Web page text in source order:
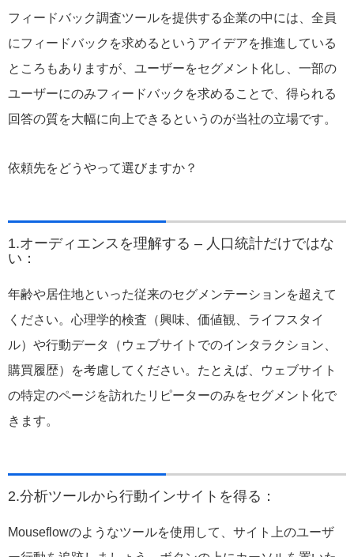
フィードバック調査ツールを提供する企業の中には、全員
にフィードバックを求めるというアイデアを推進している
ところもありますが、ユーザーをセグメント化し、一部の
ユーザーにのみフィードバックを求めることで、得られる
回答の質を大幅に向上できるというのが当社の立場です。
依頼先をどうやって選びますか？
1.オーディエンスを理解する – 人口統計だけではな
い：
年齢や居住地といった従来のセグメンテーションを超えて
ください。心理学的検査（興味、価値観、ライフスタイ
ル）や行動データ（ウェブサイトでのインタラクション、
購買履歴）を考慮してください。たとえば、ウェブサイト
の特定のページを訪れたリピーターのみをセグメント化で
きます。
2.分析ツールから行動インサイトを得る：
Mouseflowのようなツールを使用して、サイト上のユーザ